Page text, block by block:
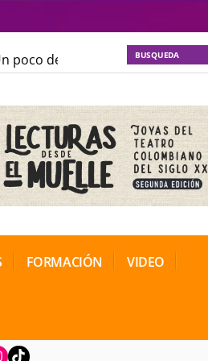
poco de locura para la cordura
de Teatro Rosa
FORMACIÓN VIDEO
TikTok